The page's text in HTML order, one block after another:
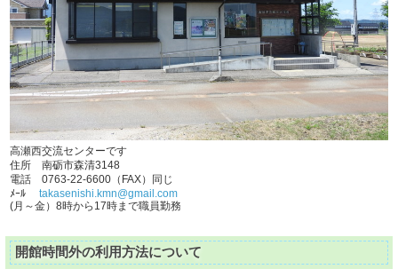
高瀬西交流センターです
住所 南砺市森清3148
電話 0763-22-6600（FAX）同じ
ﾒｰﾙtakasenishi.kmn@gmail.com
(月～金）8時から17時まで職員勤務
開館時間外の利用方法について